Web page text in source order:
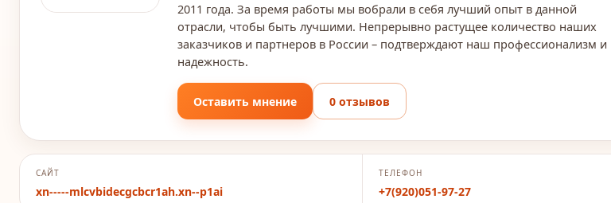
2011 года. За время работы мы вобрали в себя лучший опыт в данной
отрасли, чтобы быть лучшими. Непрерывно растущее количество наших
заказчиков и партнеров в России – подтверждают наш профессионализм и
надежность.
Оставить мнение 0 отзывов
САЙТ
xn-----mlcvbidecgcbcr1ah.xn--p1ai
ТЕЛЕФОН
+7(920)051-97-27